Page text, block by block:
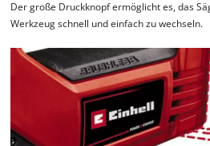
Der große Druckknopf ermöglicht es, das
Werkzeug schnell und einfach zu wechseln.